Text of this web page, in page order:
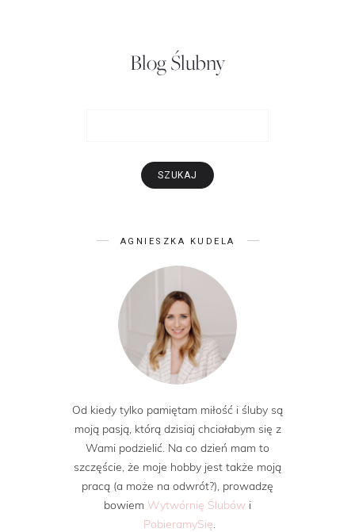
Blog Ślubny
AGNIESZKA KUDELA
Od kiedy tylko pamiętam miłość i śluby są
moją pasją, którą dzisiaj chciałabym się z
Wami podzielić. Na co dzień mam to
szczęście, że moje hobby jest także moją
pracą (a może na odwrót?), prowadzę
bowiem Wytwórnię Ślubów i
PobieramySię